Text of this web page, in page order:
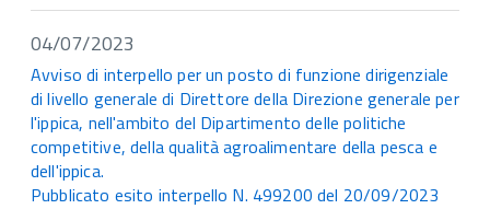
04/07/2023
Avviso di interpello per un posto di funzione dirigenziale
di livello generale di Direttore della Direzione generale per
l'ippica, nell'ambito del Dipartimento delle politiche
competitive, della qualità agroalimentare della pesca e
dell'ippica.
Pubblicato esito interpello N. 499200 del 20/09/2023